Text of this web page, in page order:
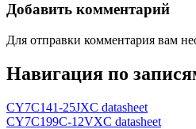
Добавить комментарий
Для отправки комментария вам
Навигация по
CY7C141-25JXC datasheet
CY7C199C-12VXC datasheet